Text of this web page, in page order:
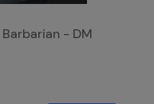
- DM